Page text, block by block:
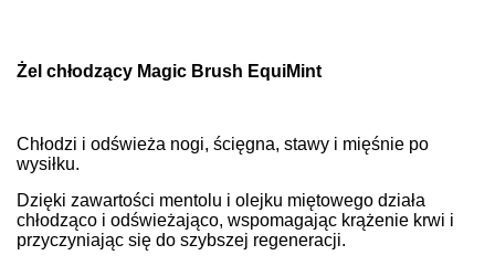
Żel chłodzący Magic Brush EquiMint
Chłodzi i odświeża nogi, ścięgna, stawy i mięśnie po
wysiłku.
Dzięki zawartości mentolu i olejku miętowego działa
chłodząco i odświeżająco, wspomagając krążenie krwi i
przyczyniając się do szybszej regeneracji.